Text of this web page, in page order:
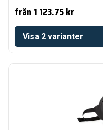
från1 123.75 kr
Visa 2 varianter